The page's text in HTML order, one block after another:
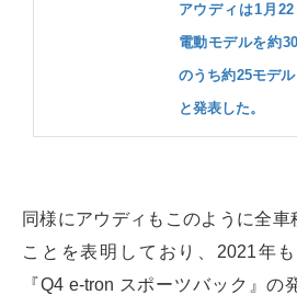
アウディは1月
電動モデルを約
のうち約25モデ
と発表した。
同様にアウディもこのように全車
ことを表明しており、2021年
『Q4 e-tron スポーツバック』の